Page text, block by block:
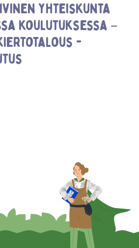
yhteiskunta
koulutuksessa –
-